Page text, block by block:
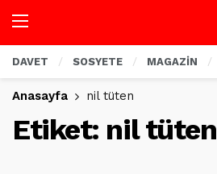
DAVET SOSYETE MAGAZİN
Anasayfa nil tüten
Etiket: nil tüten